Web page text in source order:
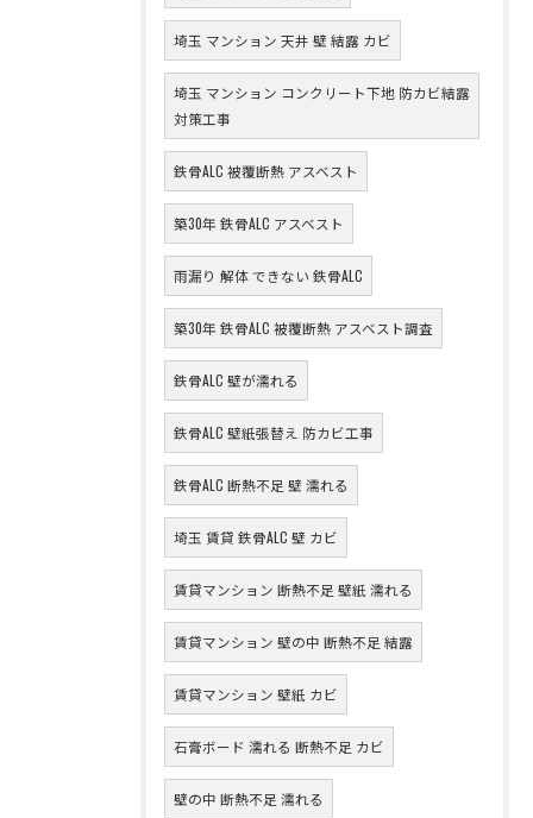
埼玉 マンション 天井 壁 結露 カビ
埼玉 マンション コンクリート下地 防カビ結露
対策工事
鉄骨ALC 被覆断熱 アスベスト
築30年 鉄骨ALC アスベスト
雨漏り 解体 できない 鉄骨ALC
築30年 鉄骨ALC 被覆断熱 アスベスト調査
鉄骨ALC 壁が濡れる
鉄骨ALC 壁紙張替え 防カビ工事
鉄骨ALC 断熱不足 壁 濡れる
埼玉 賃貸 鉄骨ALC 壁 カビ
賃貸マンション 断熱不足 壁紙 濡れる
賃貸マンション 壁の中 断熱不足 結露
賃貸マンション 壁紙 カビ
石膏ボード 濡れる 断熱不足 カビ
壁の中 断熱不足 濡れる